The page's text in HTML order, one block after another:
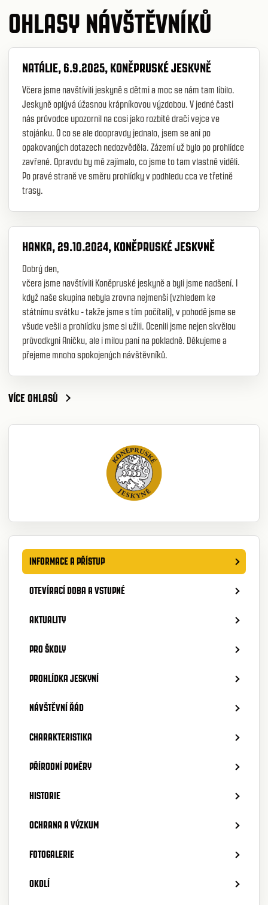
OHLASY NÁVŠTĚVNÍKŮ
NATÁLIE, 6.9.2025, KONĚPRUSKÉ JESKYNĚ
Včera jsme navštívili jeskyně s dětmi a moc se nám tam líbilo.
Jeskyně oplývá úžasnou krápníkovou výzdobou. V jedné časti
nás průvodce upozornil na cosi jako rozbité dračí vejce ve
stojánku. O co se ale doopravdy jednalo, jsem se ani po
opakovaných dotazech nedozvěděla. Zázemí už bylo po prohlídce
zavřené. Opravdu by mě zajímalo, co jsme to tam vlastně viděli.
Po pravé straně ve směru prohlídky v podhledu cca ve třetině
trasy.
HANKA, 29.10.2024, KONĚPRUSKÉ JESKYNĚ
Dobrý den,
včera jsme navštívili Koněpruské jeskyně a byli jsme nadšení. I
když naše skupina nebyla zrovna nejmenší (vzhledem ke
státnímu svátku - takže jsme s tím počítali), v pohodě jsme se
všude vešli a prohlídku jsme si užili. Ocenili jsme nejen skvělou
průvodkyni Aničku, ale i milou paní na pokladně. Děkujeme a
přejeme mnoho spokojených návštěvníků.
VÍCE OHLASŮ
INFORMACE A PŘÍSTUP
OTEVÍRACÍ DOBA A VSTUPNÉ
AKTUALITY
PRO ŠKOLY
PROHLÍDKA JESKYNÍ
NÁVŠTĚVNÍ ŘÁD
CHARAKTERISTIKA
PŘÍRODNÍ POMĚRY
HISTORIE
OCHRANA A VÝZKUM
FOTOGALERIE
OKOLÍ